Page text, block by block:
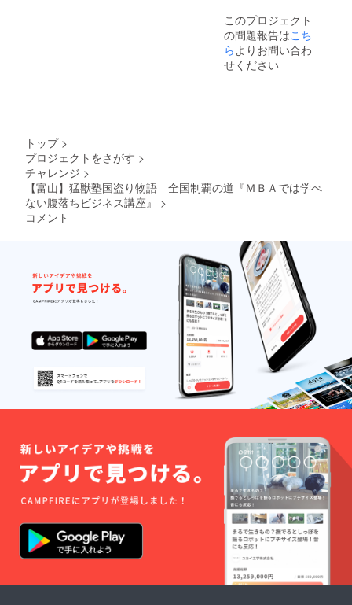
2001年に販
株式会社に
招かれ、そ
部長を含め
足掛け5年
間、“マルボ
ロ返還・販
売組織買収
統合プロ
ジェクト”を
リード。新
組織デザイ
ン＞各ポジ
務職責明確
化＞業績評
価指標の策
定＞500名の
中途採用＞
1500名の統
合社員向け
各種トレー
ニングプロ
このプロジェクト
の問題報告はこち
らよりお問い合わ
せください
トップ >
プロジェクトをさがす >
チャレンジ >
【富山】猛獣塾国盗り物語 全国制覇の道『ＭＢＡでは学べ
ない腹落ちビジネス講座』
>
コメント